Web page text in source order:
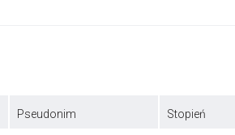
Pseudonim Stopień